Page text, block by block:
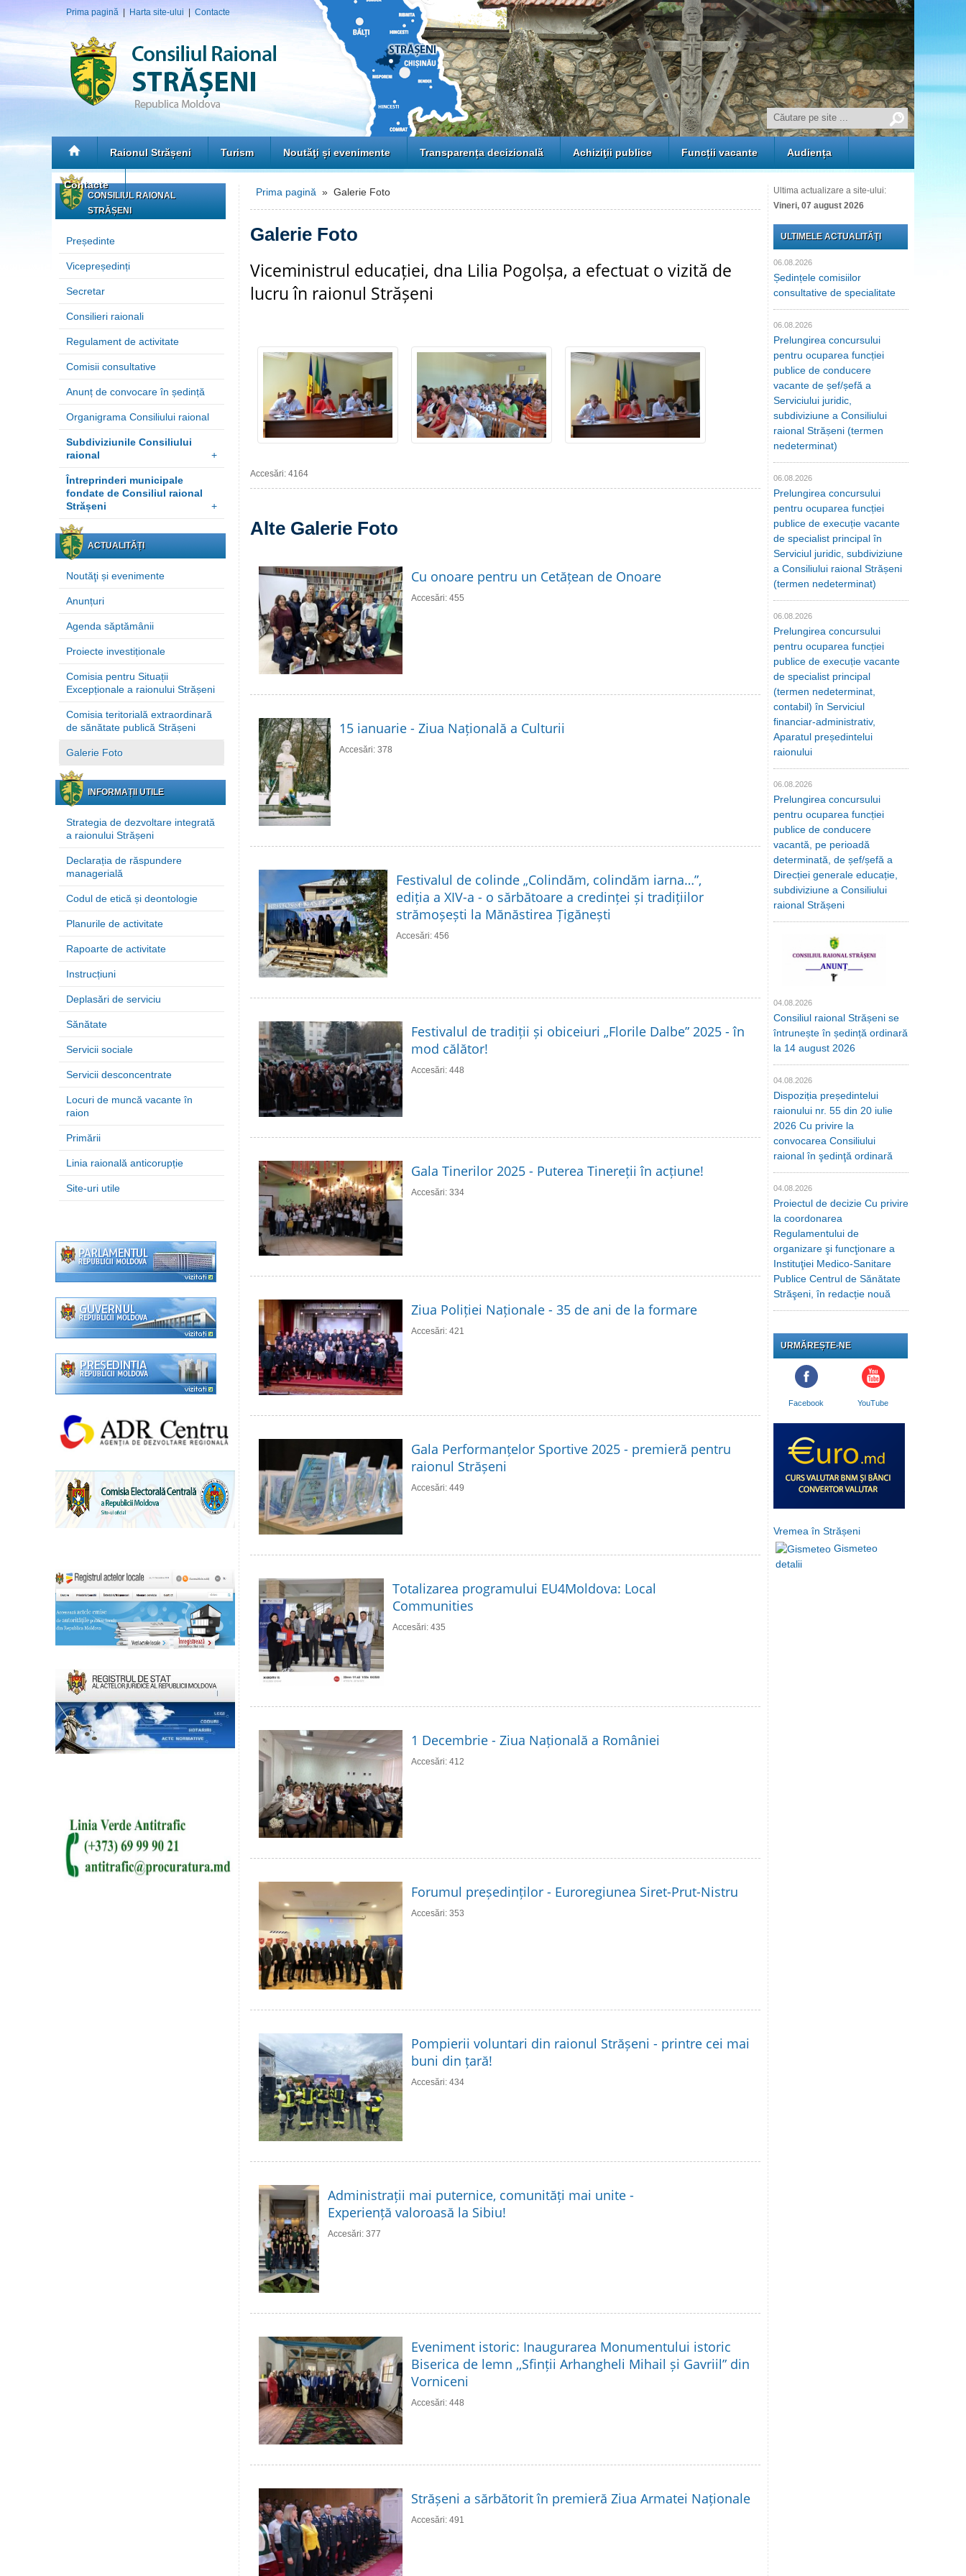
Prima pagină Harta site-ului Contacte
Raionul Strășeni Turism Noutăţi și evenimente Transparența decizională Achiziţii publice Funcții vacante Audiența
Contacte
CONSILIUL RAIONAL
STRĂȘENI
Președinte
Vicepreședinți
Secretar
Consilieri raionali
Regulament de activitate
Comisii consultative
Anunț de convocare în ședință
Organigrama Consiliului raional
Subdiviziunile Consiliului
raional
+
Întreprinderi municipale
fondate de Consiliul raional
Strășeni
+
ACTUALITĂȚI
Noutăţi și evenimente
Anunțuri
Agenda săptămânii
Proiecte investiționale
Comisia pentru Situații
Excepționale a raionului Strășeni
Comisia teritorială extraordinară
de sănătate publică Strășeni
Galerie Foto
INFORMAȚII UTILE
Strategia de dezvoltare integrată
a raionului Strășeni
Declarația de răspundere
managerială
Codul de etică și deontologie
Planurile de activitate
Rapoarte de activitate
Instrucțiuni
Deplasări de serviciu
Sănătate
Servicii sociale
Servicii desconcentrate
Locuri de muncă vacante în
raion
Primării
Linia raională anticorupție
Site-uri utile
Prima pagină » Galerie Foto
Galerie Foto
Viceministrul educației, dna Lilia Pogolșa, a efectuat o vizită de
lucru în raionul Strășeni
Accesări: 4164
Alte Galerie Foto
Cu onoare pentru un Cetățean de Onoare
Accesări: 455
15 ianuarie - Ziua Națională a Culturii
Accesări: 378
Festivalul de colinde „Colindăm, colindăm iarna…”,
ediția a XIV-a - o sărbătoare a credinței și tradițiilor
strămoșești la Mănăstirea Țigănești
Accesări: 456
Festivalul de tradiții și obiceiuri „Florile Dalbe” 2025 - în
mod călător!
Accesări: 448
Gala Tinerilor 2025 - Puterea Tinereții în acțiune!
Accesări: 334
Ziua Poliției Naționale - 35 de ani de la formare
Accesări: 421
Gala Performanțelor Sportive 2025 - premieră pentru
raionul Strășeni
Accesări: 449
Totalizarea programului EU4Moldova: Local
Communities
Accesări: 435
1 Decembrie - Ziua Națională a României
Accesări: 412
Forumul președinților - Euroregiunea Siret-Prut-Nistru
Accesări: 353
Pompierii voluntari din raionul Strășeni - printre cei mai
buni din țară!
Accesări: 434
Administrații mai puternice, comunități mai unite -
Experiență valoroasă la Sibiu!
Accesări: 377
Eveniment istoric: Inaugurarea Monumentului istoric
Biserica de lemn ,,Sfinții Arhangheli Mihail și Gavriil” din
Vorniceni
Accesări: 448
Strășeni a sărbătorit în premieră Ziua Armatei Naționale
Accesări: 491
Ultima actualizare a site-ului:
Vineri, 07 august 2026
ULTIMELE ACTUALITĂŢI
06.08.2026
Ședințele comisiilor
consultative de specialitate
06.08.2026
Prelungirea concursului
pentru ocuparea funcției
publice de conducere
vacante de șef/șefă a
Serviciului juridic,
subdiviziune a Consiliului
raional Strășeni (termen
nedeterminat)
06.08.2026
Prelungirea concursului
pentru ocuparea funcției
publice de execuție vacante
de specialist principal în
Serviciul juridic, subdiviziune
a Consiliului raional Strășeni
(termen nedeterminat)
06.08.2026
Prelungirea concursului
pentru ocuparea funcției
publice de execuție vacante
de specialist principal
(termen nedeterminat,
contabil) în Serviciul
financiar-administrativ,
Aparatul președintelui
raionului
06.08.2026
Prelungirea concursului
pentru ocuparea funcției
publice de conducere
vacantă, pe perioadă
determinată, de șef/șefă a
Direcției generale educație,
subdiviziune a Consiliului
raional Strășeni
04.08.2026
Consiliul raional Strășeni se
întrunește în ședință ordinară
la 14 august 2026
04.08.2026
Dispoziția președintelui
raionului nr. 55 din 20 iulie
2026 Cu privire la
convocarea Consiliului
raional în şedinţă ordinară
04.08.2026
Proiectul de decizie Cu privire
la coordonarea
Regulamentului de
organizare şi funcţionare a
Instituţiei Medico-Sanitare
Publice Centrul de Sănătate
Străşeni, în redacție nouă
URMĂREȘTE-NE
Facebook YouTube
Vremea în Strășeni
Gismeteo
detalii